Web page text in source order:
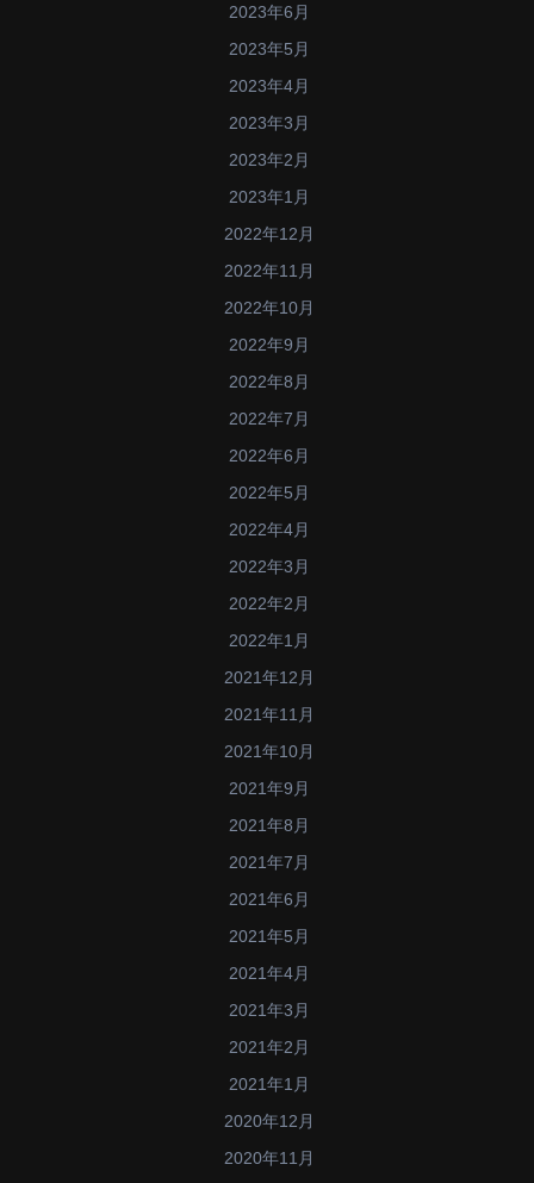
2023年6月
2023年5月
2023年4月
2023年3月
2023年2月
2023年1月
2022年12月
2022年11月
2022年10月
2022年9月
2022年8月
2022年7月
2022年6月
2022年5月
2022年4月
2022年3月
2022年2月
2022年1月
2021年12月
2021年11月
2021年10月
2021年9月
2021年8月
2021年7月
2021年6月
2021年5月
2021年4月
2021年3月
2021年2月
2021年1月
2020年12月
2020年11月